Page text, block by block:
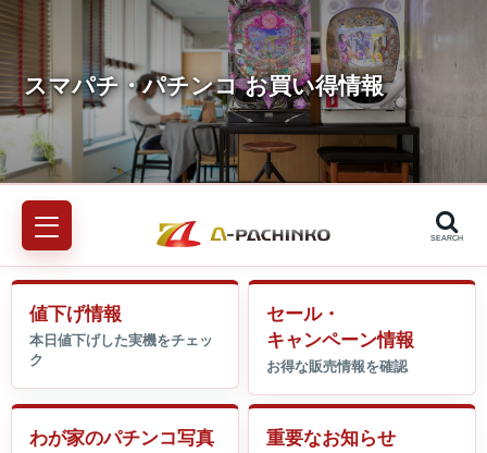
SEARCH
値下げ情報
セール・
キャンペーン情報
わが家のパチンコ写真
重要なお知らせ